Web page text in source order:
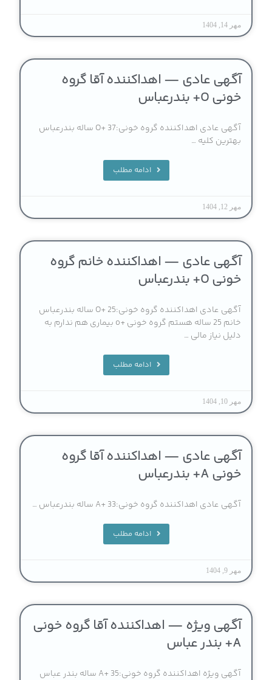
مهر 14, 1404
آگهی عادی — اهداکننده آقا گروه
خونی O+ بندرعباس
آگهی عادی اهداکننده گروه خونی:O+ 37 ساله بندرعباس
بهترین کلیه …
ادامه مطلب
مهر 12, 1404
آگهی عادی — اهداکننده خانم گروه
خونی O+ بندرعباس
آگهی عادی اهداکننده گروه خونی:O+ 25 ساله بندرعباس
خانم 25 ساله هستم گروه خونی +o بیماری هم ندارم به
دلیل نیاز مالی …
ادامه مطلب
مهر 10, 1404
آگهی عادی — اهداکننده آقا گروه
خونی A+ بندرعباس
آگهی عادی اهداکننده گروه خونی:A+ 33 ساله بندرعباس …
ادامه مطلب
مهر 9, 1404
آگهی ویژه — اهداکننده آقا گروه خونی
A+ بندر عباس
آگهی ویژه اهداکننده گروه خونی:A+ 35 ساله بندر عباس